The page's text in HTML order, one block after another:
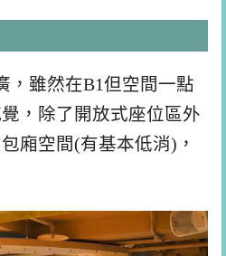
，雖然在B1但空間一點
，除了開放式座位區外
廂空間(有基本低消)，